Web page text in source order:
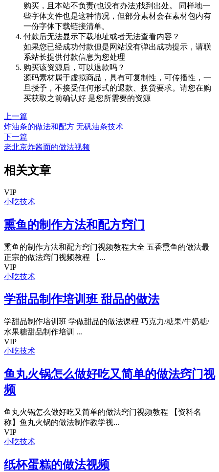
购买，且本站不负责(也没有办法)找到出处。 同样地一
些字体文件也是这种情况，但部分素材会在素材包内有
一份字体下载链接清单。
付款后无法显示下载地址或者无法查看内容？
如果您已经成功付款但是网站没有弹出成功提示，请联
系站长提供付款信息为您处理
购买该资源后，可以退款吗？
源码素材属于虚拟商品，具有可复制性，可传播性，一
旦授予，不接受任何形式的退款、换货要求。请您在购
买获取之前确认好 是您所需要的资源
上一篇
炸油条的做法和配方 无矾油条技术
下一篇
老北京炸酱面的做法视频
相关文章
VIP
小吃技术
熏鱼的制作方法和配方窍门
熏鱼的制作方法和配方窍门视频教程大全 五香熏鱼的做法最
正宗的做法窍门视频教程 【...
VIP
小吃技术
学甜品制作培训班 甜品的做法
学甜品制作培训班 学做甜品的做法课程 巧克力/糖果/牛奶糖/
水果糖甜品制作培训 ...
VIP
小吃技术
鱼丸火锅怎么做好吃又简单的做法窍门视
频
鱼丸火锅怎么做好吃又简单的做法窍门视频教程 【资料名
称】鱼丸火锅的做法制作教学视...
VIP
小吃技术
纸杯蛋糕的做法视频